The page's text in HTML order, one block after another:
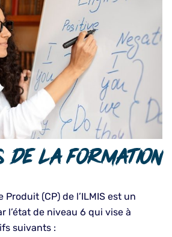
de la formation
(CP) de l’ILMIS est un
l’état de niveau 6 qui vise à
suivants :